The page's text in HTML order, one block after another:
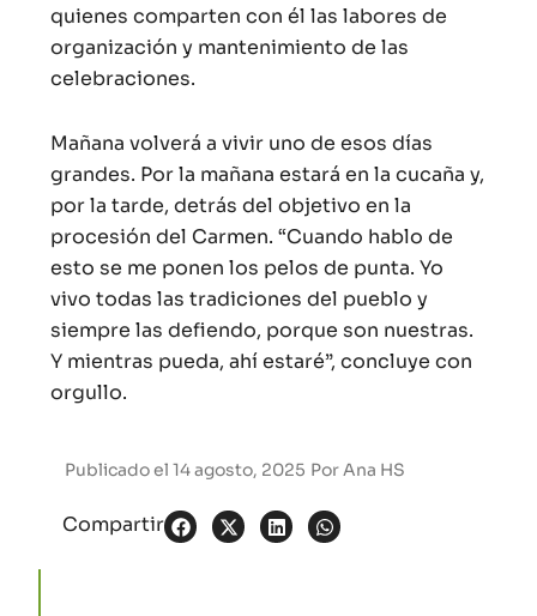
quienes comparten con él las labores de
organización y mantenimiento de las
celebraciones.
Mañana volverá a vivir uno de esos días
grandes. Por la mañana estará en la cucaña y,
por la tarde, detrás del objetivo en la
procesión del Carmen. “Cuando hablo de
esto se me ponen los pelos de punta. Yo
vivo todas las tradiciones del pueblo y
siempre las defiendo, porque son nuestras.
Y mientras pueda, ahí estaré”, concluye con
orgullo.
Publicado el14 agosto, 2025 PorAna HS
Compartir